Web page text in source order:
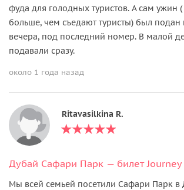
фуда для голодных туристов. А сам ужин (
больше, чем съедают туристы) был подан
вечера, под последний номер. В малой
подавали сразу.
около 1 года назад
Ritavasilkina R.
Дубай Сафари Парк — билет Journey
Мы всей семьей посетили Сафари Парк в